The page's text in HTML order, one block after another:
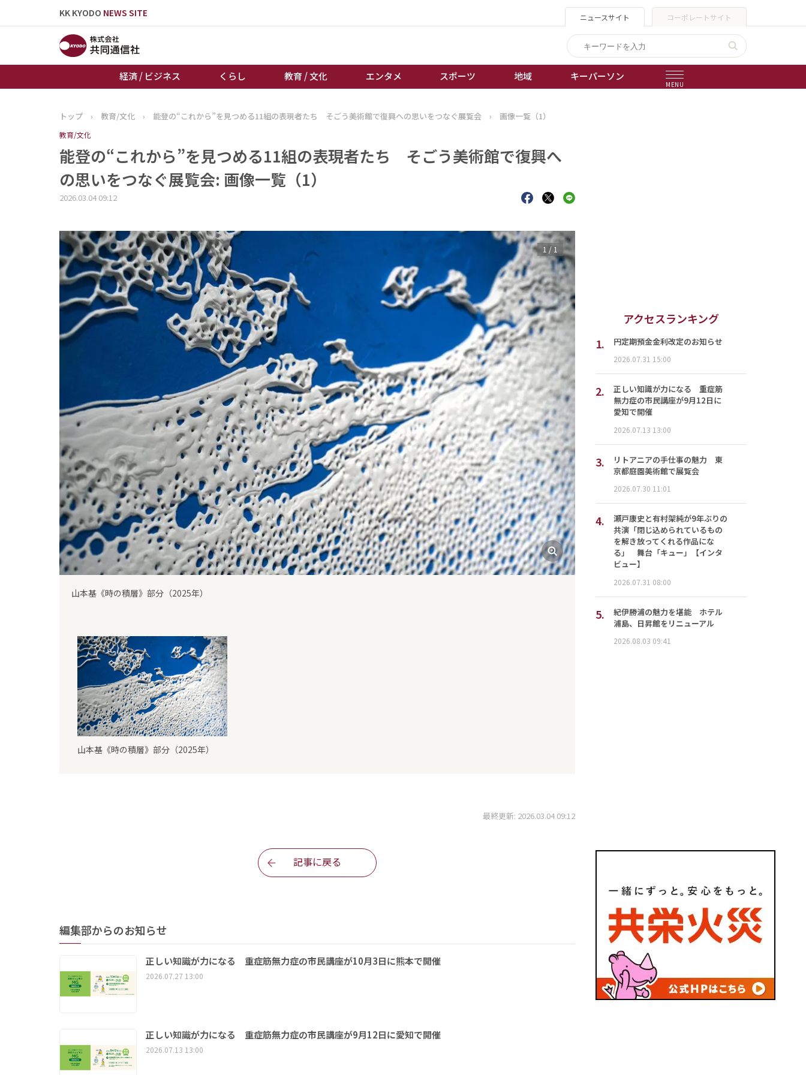
KK KYODO NEWS SITE ニュースサイト コーポレートサイト
経済 / ビジネス くらし 教育 / 文化 エンタメ スポーツ 地域 キーパーソン
MENU
トップページ
経済 / ビジネス
教育 / 文化
エンタメ
キーパーソン
誰もが輝いて働く社会へ
オートレース
女流本因坊戦
トップ › 教育/文化 › 能登の“これから”を見つめる11組の表現者たち そごう美術館で復興への思いをつなぐ展覧会 › 画像一覧（1）
教育/文化
能登の“これから”を見つめる11組の表現者たち そごう美術館で復興へ
の思いをつなぐ展覧会: 画像一覧（1）
2026.03.04 09:12
山本基《時の積層》部分（2025年）
1 / 1
山本基《時の積層》部分（2025年）
最終更新: 2026.03.04 09:12
記事に戻る
編集部からのお知らせ
正しい知識が力になる 重症筋無力症の市民講座が10月3日に熊本で開催
2026.07.27 13:00
正しい知識が力になる 重症筋無力症の市民講座が9月12日に愛知で開催
2026.07.13 13:00
アクセスランキング
1.
円定期預金金利改定のお知らせ
2026.07.31 15:00
2.
正しい知識が力になる 重症筋
無力症の市民講座が9月12日に
愛知で開催
2026.07.13 13:00
3.
リトアニアの手仕事の魅力 東
京都庭園美術館で展覧会
2026.07.30 11:01
4.
瀬戸康史と有村架純が9年ぶりの
共演「閉じ込められているもの
を解き放ってくれる作品にな
る」 舞台「キュー」【インタ
ビュー】
2026.07.31 08:00
5.
紀伊勝浦の魅力を堪能 ホテル
浦島、日昇館をリニューアル
2026.08.03 09:41